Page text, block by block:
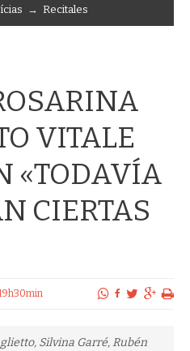
→ Recitales
VITALE
«TODAVÍA
CIERTAS
Silvina Garré, Rubén